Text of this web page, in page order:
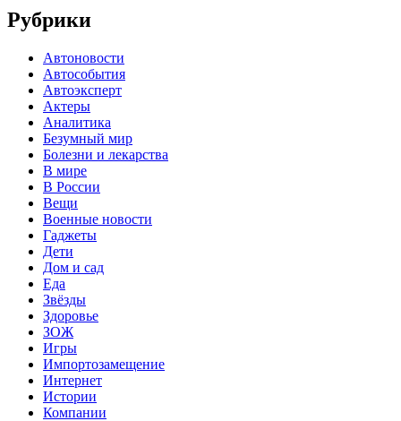
Рубрики
Автоновости
Автособытия
Автоэксперт
Актеры
Аналитика
Безумный мир
Болезни и лекарства
В мире
В России
Вещи
Военные новости
Гаджеты
Дети
Дом и сад
Еда
Звёзды
Здоровье
ЗОЖ
Игры
Импортозамещение
Интернет
Истории
Компании